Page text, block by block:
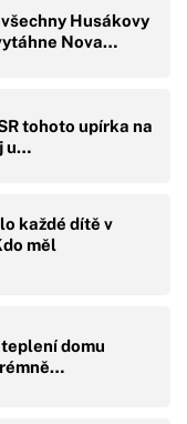
Husákovy
Nova…
tohoto upírka na
u…
každé dítě v
měl
domu